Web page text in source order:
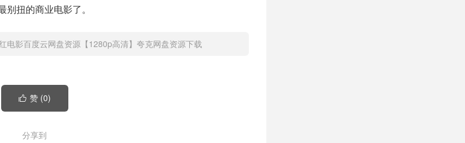
扭的商业电影了。
电影百度云网盘资源【1280p高清】夸克网盘资源下载
 赞 (0)
分享到